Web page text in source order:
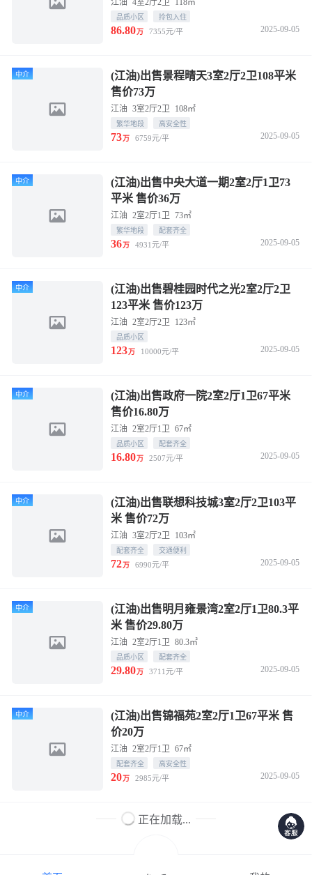
江油 4室2厅2卫 118㎡
品质小区 拎包入住
86.80万 7355元/平 2025-09-05
中介
(江油)出售景程晴天3室2厅2卫108平米
售价73万
江油 3室2厅2卫 108㎡
繁华地段 高安全性
73万 6759元/平 2025-09-05
中介
(江油)出售中央大道一期2室2厅1卫73
平米 售价36万
江油 2室2厅1卫 73㎡
繁华地段 配套齐全
36万 4931元/平 2025-09-05
中介
(江油)出售碧桂园时代之光2室2厅2卫
123平米 售价123万
江油 2室2厅2卫 123㎡
品质小区
123万 10000元/平 2025-09-05
中介
(江油)出售政府一院2室2厅1卫67平米
售价16.80万
江油 2室2厅1卫 67㎡
品质小区 配套齐全
16.80万 2507元/平 2025-09-05
中介
(江油)出售联想科技城3室2厅2卫103平
米 售价72万
江油 3室2厅2卫 103㎡
配套齐全 交通便利
72万 6990元/平 2025-09-05
中介
(江油)出售明月雍景湾2室2厅1卫80.3平
米 售价29.80万
江油 2室2厅1卫 80.3㎡
品质小区 配套齐全
29.80万 3711元/平 2025-09-05
中介
(江油)出售锦福苑2室2厅1卫67平米 售
价20万
江油 2室2厅1卫 67㎡
配套齐全 高安全性
20万 2985元/平 2025-09-05
正在加载...